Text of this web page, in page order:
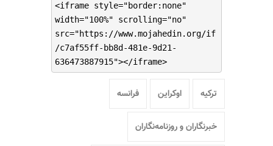
<iframe style="border:none"
width="100%" scrolling="no"
src="https://www.mojahedin.org/if
/c7af55ff-bb8d-481e-9d21-
636473887915"></iframe>
ترکیه اوکراین فرانسه
خبرنگاران و روزنامه‌نگاران